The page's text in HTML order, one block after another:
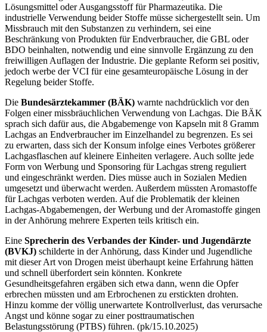
Lösungsmittel oder Ausgangsstoff für Pharmazeutika. Die
industrielle Verwendung beider Stoffe müsse sichergestellt sein. Um
Missbrauch mit den Substanzen zu verhindern, sei eine
Beschränkung von Produkten für Endverbraucher, die GBL oder
BDO beinhalten, notwendig und eine sinnvolle Ergänzung zu den
freiwilligen Auflagen der Industrie. Die geplante Reform sei positiv,
jedoch werbe der VCI für eine gesamteuropäische Lösung in der
Regelung beider Stoffe.
Die Bundesärztekammer (BÄK) warnte nachdrücklich vor den
Folgen einer missbräuchlichen Verwendung von Lachgas. Die BÄK
sprach sich dafür aus, die Abgabemenge von Kapseln mit 8 Gramm
Lachgas an Endverbraucher im Einzelhandel zu begrenzen. Es sei
zu erwarten, dass sich der Konsum infolge eines Verbotes größerer
Lachgasflaschen auf kleinere Einheiten verlagere. Auch sollte jede
Form von Werbung und Sponsoring für Lachgas streng reguliert
und eingeschränkt werden. Dies müsse auch in Sozialen Medien
umgesetzt und überwacht werden. Außerdem müssten Aromastoffe
für Lachgas verboten werden. Auf die Problematik der kleinen
Lachgas-Abgabemengen, der Werbung und der Aromastoffe gingen
in der Anhörung mehrere Experten teils kritisch ein.
Eine Sprecherin des Verbandes der Kinder- und Jugendärzte
(BVKJ) schilderte in der Anhörung, dass Kinder und Jugendliche
mit dieser Art von Drogen meist überhaupt keine Erfahrung hätten
und schnell überfordert sein könnten. Konkrete
Gesundheitsgefahren ergäben sich etwa dann, wenn die Opfer
erbrechen müssten und am Erbrochenen zu erstickten drohten.
Hinzu komme der völlig unerwartete Kontrollverlust, das verursache
Angst und könne sogar zu einer posttraumatischen
Belastungsstörung (PTBS) führen. (pk/15.10.2025)